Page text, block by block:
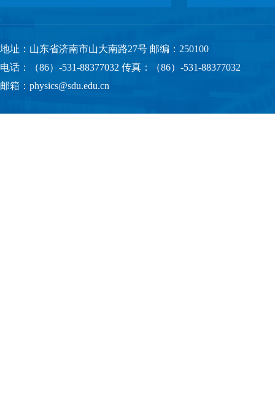
地址：山东省济南市山大南路27号 邮编：250100
电话：（86）-531-88377032 传真：（86）-531-88377032
邮箱：physics@sdu.edu.cn